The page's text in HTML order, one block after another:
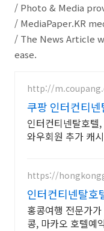
/ Photo & Media
/ MediaPaper.KR
/ The News Article
ease.
http://
쿠팡 인터컨티
특가
인터컨티넨탈호텔
와우회원 추가 캐
https://
인터컨티넨탈호
홍콩여행 전문가
콩, 마카오 호텔예